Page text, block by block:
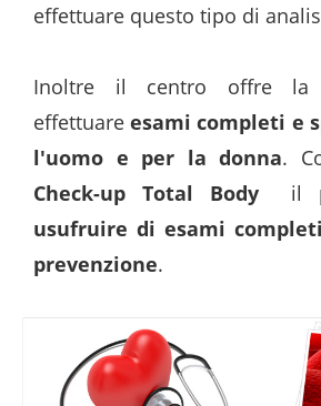
effettuare questo tipo di
Inoltre il centro offre la
effettuare esami completi e
l'uomo e per la donna.
Check-up Total Bodyil
usufruire di esami
prevenzione.